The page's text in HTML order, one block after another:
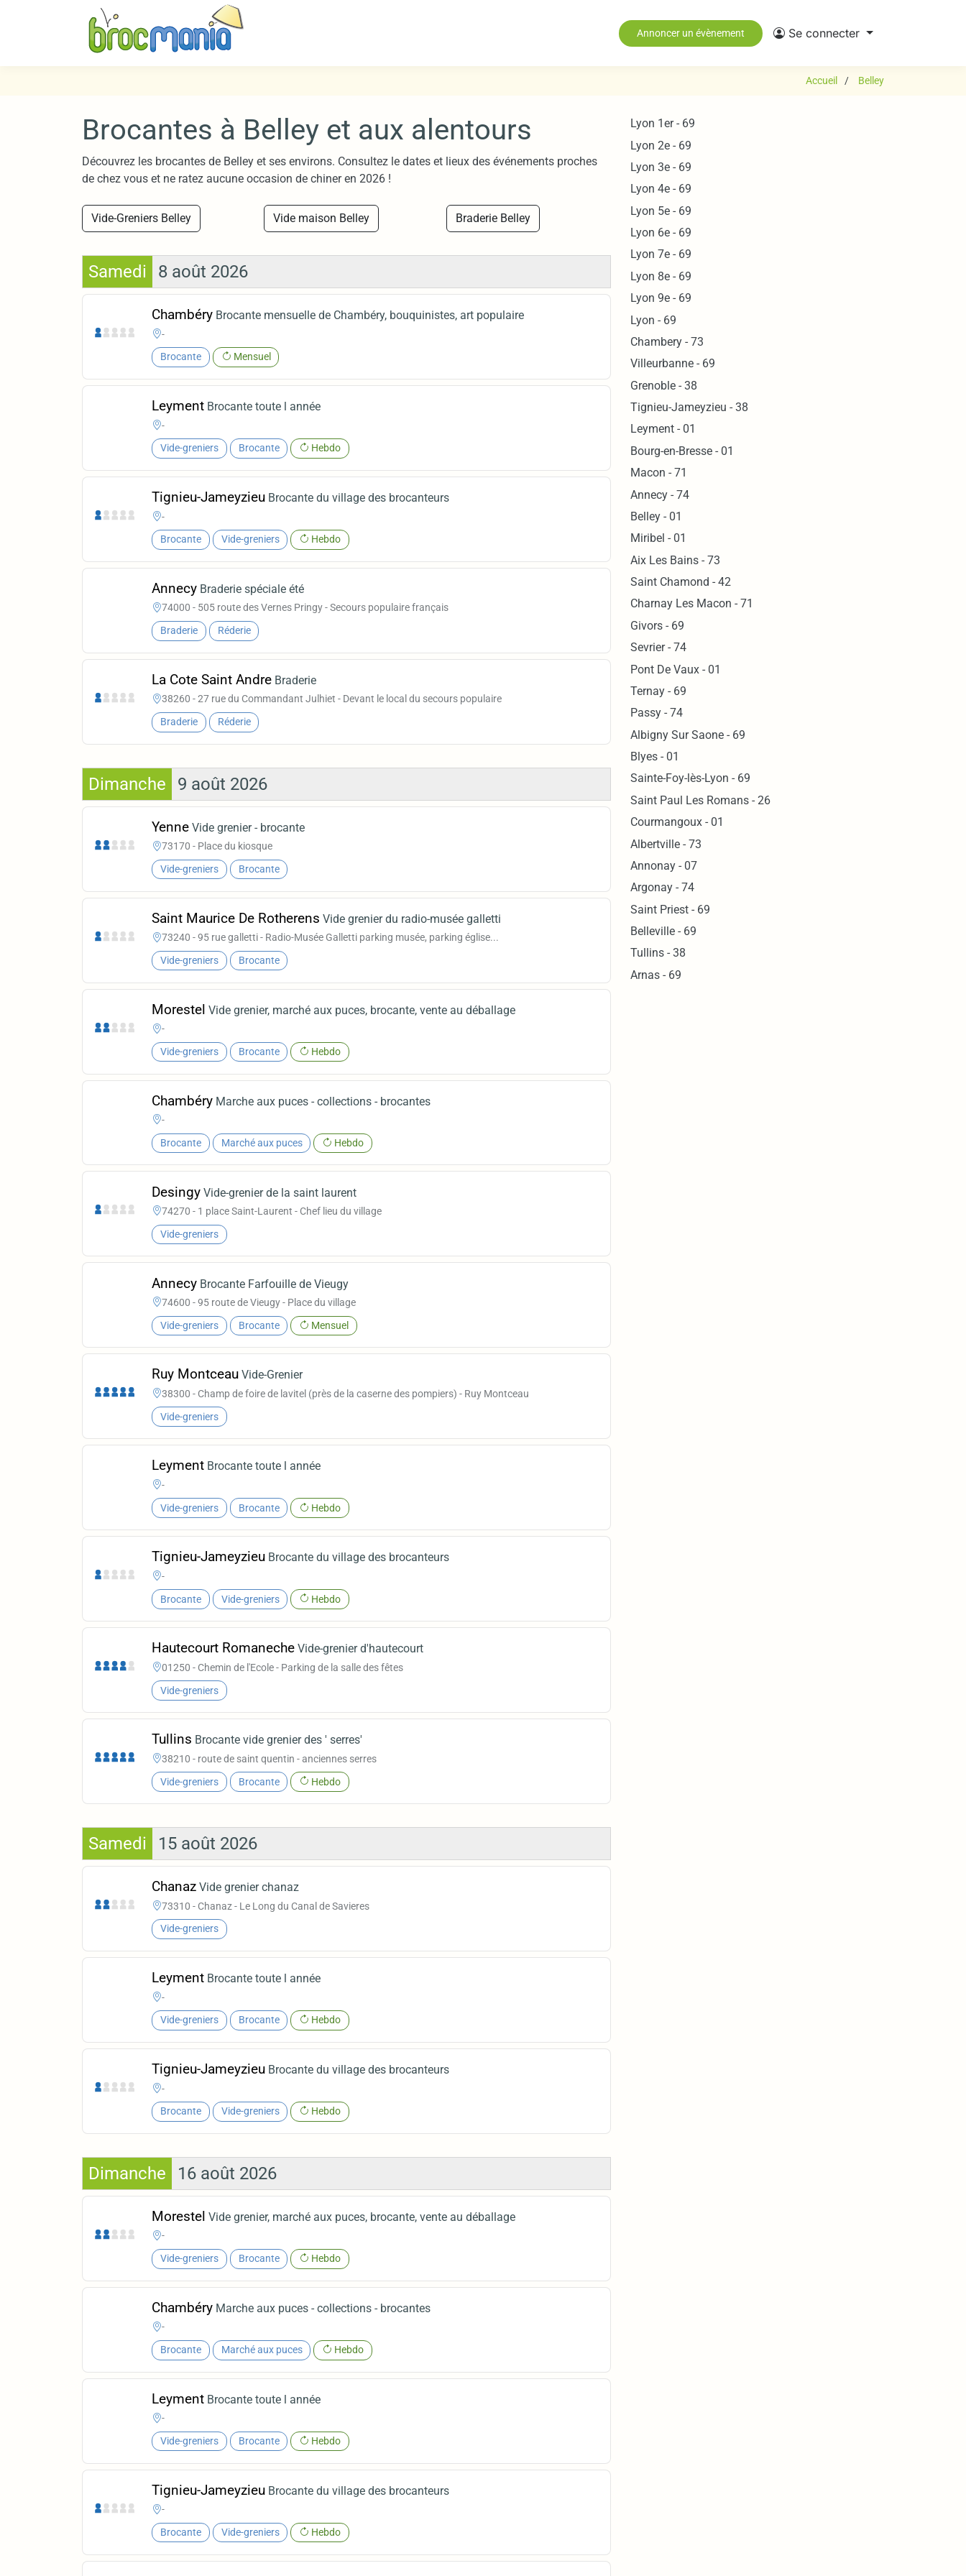
Annoncer un évènement Se connecter
Accueil Belley
Brocantes à Belley et aux alentours
Découvrez les brocantes de Belley et ses environs. Consultez le dates et lieux des événements proches
de chez vous et ne ratez aucune occasion de chiner en 2026 !
Vide-Greniers Belley Vide maison Belley Braderie Belley
Samedi 8 août 2026
Chambéry Brocante mensuelle de Chambéry, bouquinistes, art populaire
-
Brocante Mensuel
Leyment Brocante toute l année
-
Vide-greniers Brocante Hebdo
Tignieu-Jameyzieu Brocante du village des brocanteurs
-
Brocante Vide-greniers Hebdo
Annecy Braderie spéciale été
74000 - 505 route des Vernes Pringy - Secours populaire français
Braderie Réderie
La Cote Saint Andre Braderie
38260 - 27 rue du Commandant Julhiet - Devant le local du secours populaire
Braderie Réderie
Dimanche 9 août 2026
Yenne Vide grenier - brocante
73170 - Place du kiosque
Vide-greniers Brocante
Saint Maurice De Rotherens Vide grenier du radio-musée galletti
73240 - 95 rue galletti - Radio-Musée Galletti parking musée, parking église...
Vide-greniers Brocante
Morestel Vide grenier, marché aux puces, brocante, vente au déballage
-
Vide-greniers Brocante Hebdo
Chambéry Marche aux puces - collections - brocantes
-
Brocante Marché aux puces Hebdo
Desingy Vide-grenier de la saint laurent
74270 - 1 place Saint-Laurent - Chef lieu du village
Vide-greniers
Annecy Brocante Farfouille de Vieugy
74600 - 95 route de Vieugy - Place du village
Vide-greniers Brocante Mensuel
Ruy Montceau Vide-Grenier
38300 - Champ de foire de lavitel (près de la caserne des pompiers) - Ruy Montceau
Vide-greniers
Leyment Brocante toute l année
-
Vide-greniers Brocante Hebdo
Tignieu-Jameyzieu Brocante du village des brocanteurs
-
Brocante Vide-greniers Hebdo
Hautecourt Romaneche Vide-grenier d'hautecourt
01250 - Chemin de l'Ecole - Parking de la salle des fêtes
Vide-greniers
Tullins Brocante vide grenier des ' serres'
38210 - route de saint quentin - anciennes serres
Vide-greniers Brocante Hebdo
Samedi 15 août 2026
Chanaz Vide grenier chanaz
73310 - Chanaz - Le Long du Canal de Savieres
Vide-greniers
Leyment Brocante toute l année
-
Vide-greniers Brocante Hebdo
Tignieu-Jameyzieu Brocante du village des brocanteurs
-
Brocante Vide-greniers Hebdo
Dimanche 16 août 2026
Morestel Vide grenier, marché aux puces, brocante, vente au déballage
-
Vide-greniers Brocante Hebdo
Chambéry Marche aux puces - collections - brocantes
-
Brocante Marché aux puces Hebdo
Leyment Brocante toute l année
-
Vide-greniers Brocante Hebdo
Tignieu-Jameyzieu Brocante du village des brocanteurs
-
Brocante Vide-greniers Hebdo
Lyon 1er - 69
Lyon 2e - 69
Lyon 3e - 69
Lyon 4e - 69
Lyon 5e - 69
Lyon 6e - 69
Lyon 7e - 69
Lyon 8e - 69
Lyon 9e - 69
Lyon - 69
Chambery - 73
Villeurbanne - 69
Grenoble - 38
Tignieu-Jameyzieu - 38
Leyment - 01
Bourg-en-Bresse - 01
Macon - 71
Annecy - 74
Belley - 01
Miribel - 01
Aix Les Bains - 73
Saint Chamond - 42
Charnay Les Macon - 71
Givors - 69
Sevrier - 74
Pont De Vaux - 01
Ternay - 69
Passy - 74
Albigny Sur Saone - 69
Blyes - 01
Sainte-Foy-lès-Lyon - 69
Saint Paul Les Romans - 26
Courmangoux - 01
Albertville - 73
Annonay - 07
Argonay - 74
Saint Priest - 69
Belleville - 69
Tullins - 38
Arnas - 69